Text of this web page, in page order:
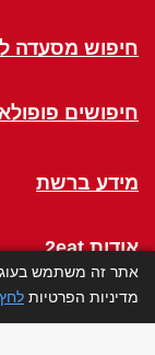
חיפוש מסעדה
חיפושים
מידע ברשת
אודות 2eat
אתר זה משתמש
מדיניות הפרטיות